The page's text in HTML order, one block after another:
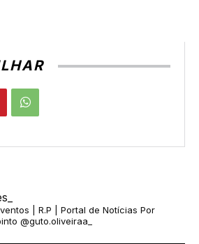
| R.P | Portal de Notícias Por
@guto.oliveiraa_